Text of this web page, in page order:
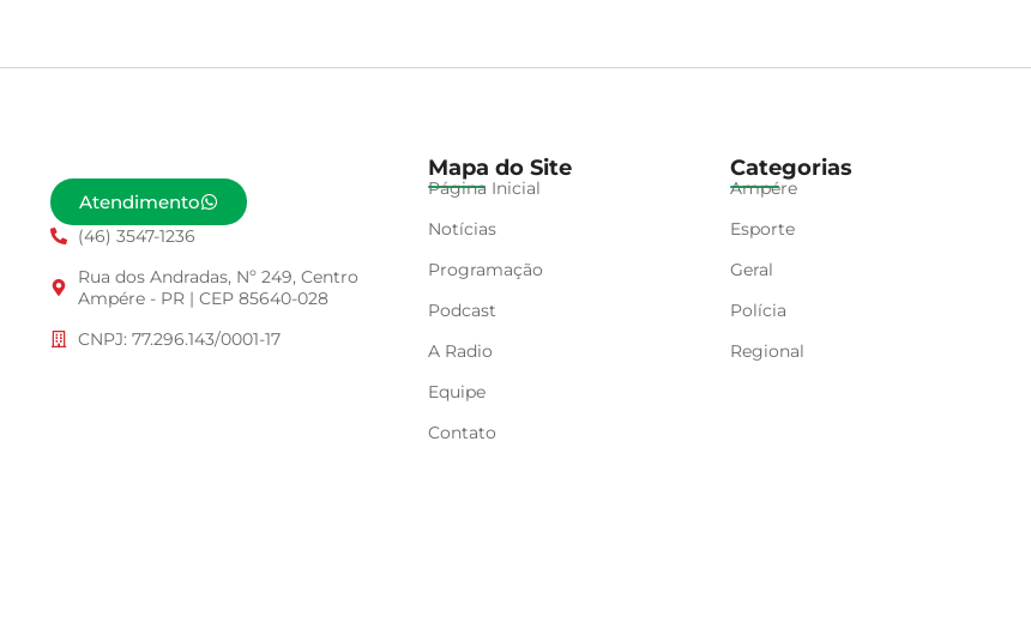
Atendimento
(46) 3547-1236
Rua dos Andradas, Nº 249, Centro
Ampére - PR | CEP 85640-028
CNPJ: 77.296.143/0001-17
Mapa do Site
Página Inicial
Notícias
Programação
Podcast
A Radio
Equipe
Contato
Categorias
Ampére
Esporte
Geral
Polícia
Regional